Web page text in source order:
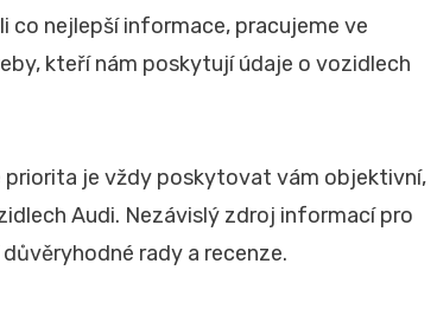
co nejlepší informace, pracujeme ve
kteří nám poskytují údaje o vozidlech
priorita je vždy poskytovat vám objektivní,
Audi. Nezávislý zdroj informací pro
rady a recenze.